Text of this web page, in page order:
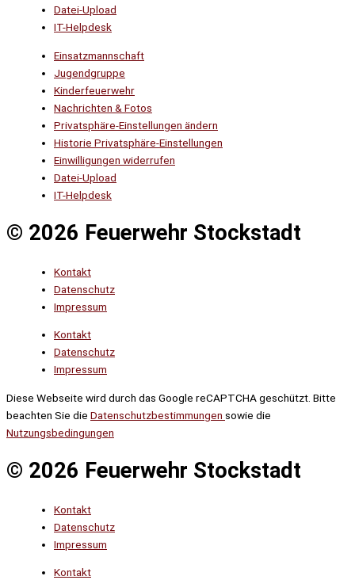
Datei-Upload
IT-Helpdesk
Einsatzmannschaft
Jugendgruppe
Kinderfeuerwehr
Nachrichten & Fotos
Privatsphäre-Einstellungen ändern
Historie Privatsphäre-Einstellungen
Einwilligungen widerrufen
Datei-Upload
IT-Helpdesk
© 2026 Feuerwehr Stockstadt
Kontakt
Datenschutz
Impressum
Kontakt
Datenschutz
Impressum
Diese Webseite wird durch das Google reCAPTCHA geschützt. Bitte
beachten Sie die Datenschutzbestimmungen sowie die
Nutzungsbedingungen
© 2026 Feuerwehr Stockstadt
Kontakt
Datenschutz
Impressum
Kontakt